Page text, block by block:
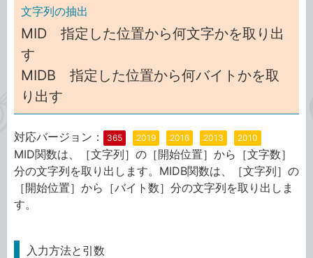
文字列の抽出
MID 指定した位置から何文字かを取り出
す
MIDB 指定した位置から何バイトかを取
り出す
対応バージョン： 365 2019 2016 2013 2010
MID関数は、［文字列］の［開始位置］から［文字数］
分の文字列を取り出します。MIDB関数は、［文字列］の
［開始位置］から［バイト数］分の文字列を取り出しま
す。
入力方法と引数